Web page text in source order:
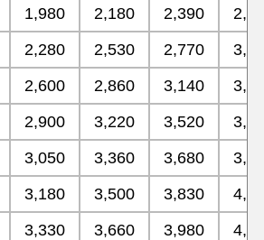
1,980 2,180 2,390
2,280 2,530 2,770
2,600 2,860 3,140
2,900 3,220 3,520
3,050 3,360 3,680
3,180 3,500 3,830
3,330 3,660 3,980